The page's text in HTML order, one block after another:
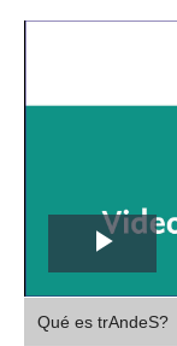
Play
Video
Qué es trAndeS?